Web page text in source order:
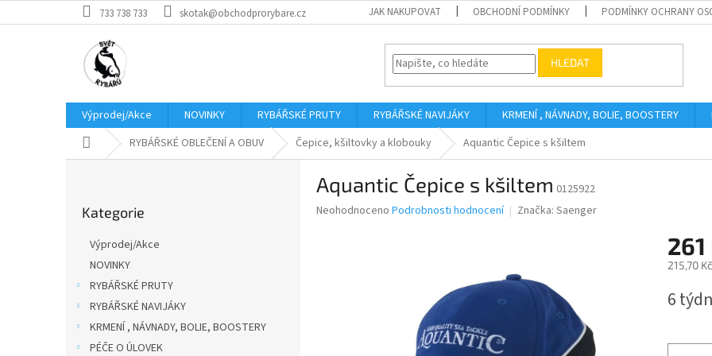
na
733 738 733 skotak@obchodprorybare.cz JAK NAKUPOVAT OBCHODNÍ PODMÍNKY PODMÍNKY OCHRANY
HLEDAT
Výprodej/Akce NOVINKY RYBÁŘSKÉ PRUTY RYBÁŘSKÉ NAVIJÁKY KRMENÍ , NÁVNADY, BOLIE, BOOSTERY
Domů RYBÁŘSKÉ OBLEČENÍ A OBUV Čepice, kšiltovky a klobouky Aquantic Čepice s kšiltem
kategorie
Kategorie
Výprodej/Akce
NOVINKY
RYBÁŘSKÉ PRUTY
RYBÁŘSKÉ NAVIJÁKY
KRMENÍ , NÁVNADY, BOLIE, BOOSTERY
PÉČE O ÚLOVEK
Aquantic Čepice s kšiltem 0125922
Průměrné
Neohodnoceno Podrobnosti hodnocení Značka: Saenger
261
215,70
cena:
6